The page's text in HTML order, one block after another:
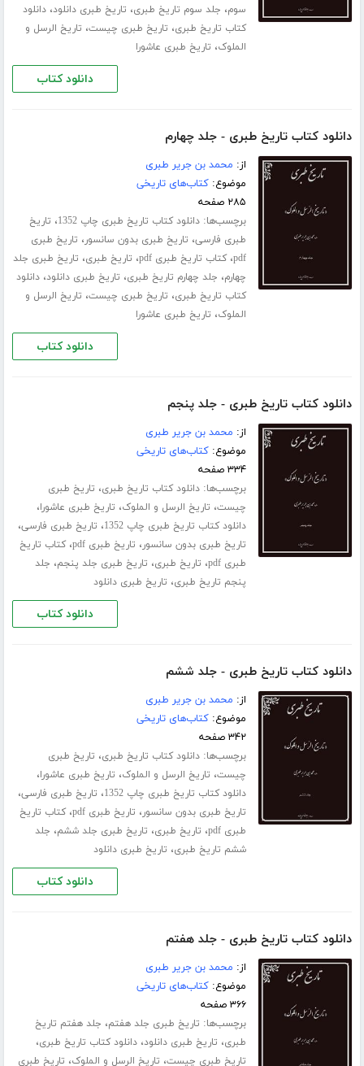
سوم، جلد سوم تاریخ طبری، تاریخ طبری دانلود،دانلود
کتاب تاریخ طبری، تاریخ طبری چیست، تاریخ الرسل و
الملوک، تاریخ طبری عاشورا
دانلود کتاب
دانلود کتاب تاریخ طبری - جلد چهارم
از: محمد بن جریر طبری
موضوع:کتاب‌های تاریخی
۲۸۵ صفحه
برچسب‌ها:دانلود کتاب تاریخ طبری چاپ 1352 ، تاریخ
طبری فارسی، تاریخ طبری بدون سانسور، تاریخ طبری
pdf،کتاب تاریخ طبری pdf ، تاریخ طبری، تاریخ طبری جلد
چهارم، جلد چهارم تاریخ طبری، تاریخ طبری دانلود،دانلود
کتاب تاریخ طبری، تاریخ طبری چیست، تاریخ الرسل و
الملوک، تاریخ طبری عاشورا
دانلود کتاب
دانلود کتاب تاریخ طبری - جلد پنجم
از: محمد بن جریر طبری
موضوع:کتاب‌های تاریخی
۳۳۴ صفحه
برچسب‌ها:دانلود کتاب تاریخ طبری، تاریخ طبری
چیست، تاریخ الرسل و الملوک، تاریخ طبری عاشورا،
دانلود کتاب تاریخ طبری چاپ 1352 ، تاریخ طبری فارسی،
تاریخ طبری بدون سانسور، تاریخ طبری pdf ،کتاب تاریخ
طبری pdf
، تاریخ طبری، تاریخ طبری جلد پنجم، جلد
پنجم تاریخ طبری، تاریخ طبری دانلود
دانلود کتاب
دانلود کتاب تاریخ طبری - جلد ششم
از: محمد بن جریر طبری
موضوع:کتاب‌های تاریخی
۳۴۲ صفحه
برچسب‌ها:دانلود کتاب تاریخ طبری، تاریخ طبری
چیست، تاریخ الرسل و الملوک، تاریخ طبری عاشورا،
دانلود کتاب تاریخ طبری چاپ 1352 ، تاریخ طبری فارسی،
تاریخ طبری بدون سانسور، تاریخ طبری pdf ،کتاب تاریخ
طبری pdf
، تاریخ طبری، تاریخ طبری جلد ششم، جلد
ششم تاریخ طبری، تاریخ طبری دانلود
دانلود کتاب
دانلود کتاب تاریخ طبری - جلد هفتم
از: محمد بن جریر طبری
موضوع:کتاب‌های تاریخی
۳۶۶ صفحه
برچسب‌ها: تاریخ طبری جلد هفتم، جلد هفتم تاریخ
طبری، تاریخ طبری دانلود،دانلود کتاب تاریخ طبری،
تاریخ طبری چیست، تاریخ الرسل و الملوک، تاریخ طبری